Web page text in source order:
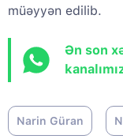
müəyyən edilib.
Ən son
Narin Güran